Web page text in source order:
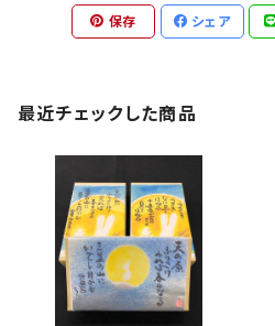
保存 シェア
最近チェックした商品